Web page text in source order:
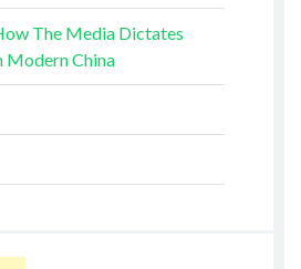
The Media Dictates
Modern China